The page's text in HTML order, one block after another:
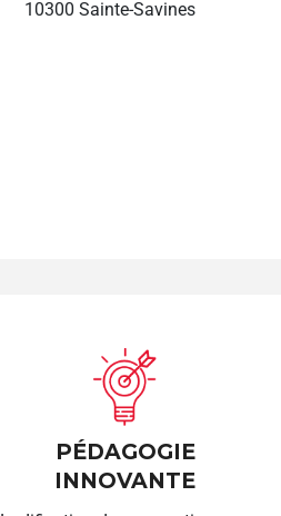
10300 Sainte-Savines
PÉDAGOGIE
INNOVANTE